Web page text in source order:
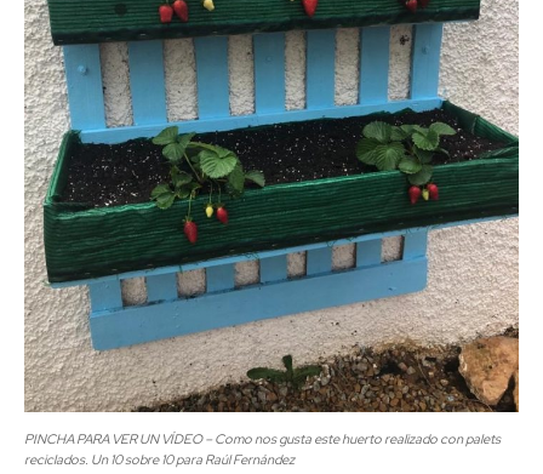
PINCHA PARA VER UN VÍDEO – Como nos gusta este huerto realizado con palets
reciclados. Un 10 sobre 10 para Raúl Fernández